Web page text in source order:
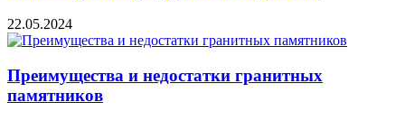
22.05.2024
Преимущества и недостатки гранитных
памятников